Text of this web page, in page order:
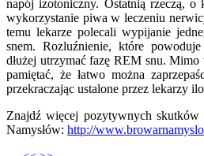
napój izotoniczny. Ostatnią rzeczą, o
wykorzystanie piwa w leczeniu
temu lekarze polecali wypijanie
snem. Rozluźnienie, które
dłużej utrzymać fazę REM snu. Mimo
pamiętać, że łatwo można
przekraczając ustalone przez lekarzy
Znajdź więcej pozytywnych skutków
Namysłów: http://